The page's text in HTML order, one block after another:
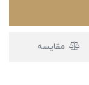
مقایسه